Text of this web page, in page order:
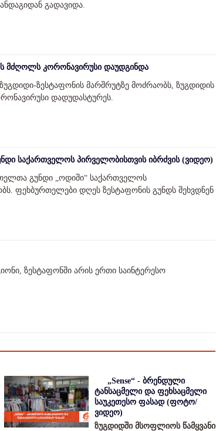
გადავიდა.
მძღოლს კორონავირუსი დაუდგინდა
ზესტაფონის მარშრუტზე მოძრაობს, ზუგდიდის
დადუდასტურეს.
საქართველოს პირველობისთვის იბრძვის (ვიდეო)
გუნდი „ოდიში“ საქართველოს
ფეხბურთელები დღეს ზესტაფონის გუნდს შეხვდნენ
ზესტაფონში არის ერთი საინტერესო
„Sense“ - ბრენდული
ტანსაცმელი და ფეხსაცმელი
საუკეთესო ფასად (ფოტო/
ვიდეო)
ზუგდიდში მსოფლიოს წამყვანი